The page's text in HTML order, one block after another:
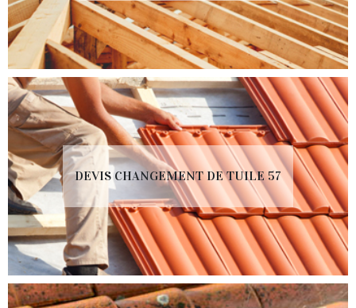
DEVIS CHANGEMENT DE TUILE 57